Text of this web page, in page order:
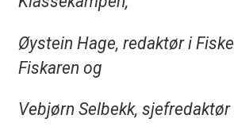
Øystein Hage, redaktør i
Fiskaren og
Vebjørn Selbekk, sjefredaktør